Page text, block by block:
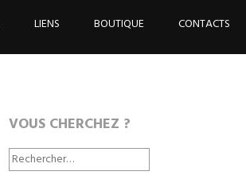
LIENS BOUTIQUE CONTACTS
VOUS CHERCHEZ ?
Rechercher :